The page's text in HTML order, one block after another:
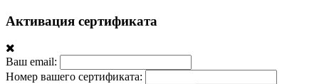
Активация сертификата
Ваш email:
Номер вашего сертификата: